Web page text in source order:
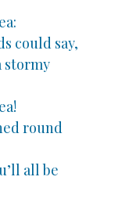
could say,
stormy
round
all be